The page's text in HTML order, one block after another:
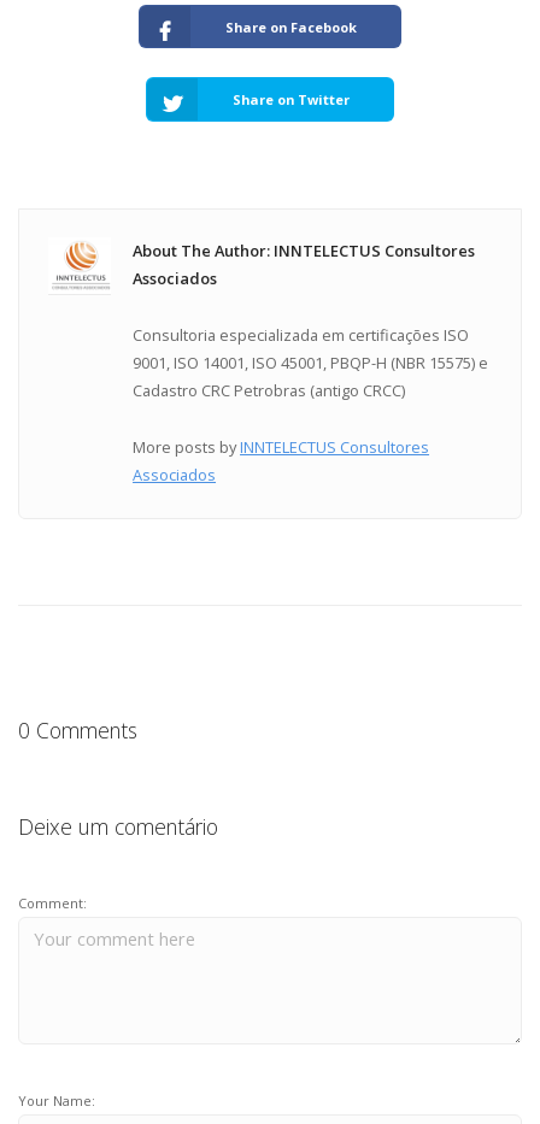
Share on Facebook
Share on Twitter
About The Author: INNTELECTUS Consultores
Associados
Consultoria especializada em certificações ISO
9001, ISO 14001, ISO 45001, PBQP-H (NBR 15575) e
Cadastro CRC Petrobras (antigo CRCC)
More posts byINNTELECTUS Consultores
Associados
0 Comments
Deixe um comentário
Comment:
Your Name: